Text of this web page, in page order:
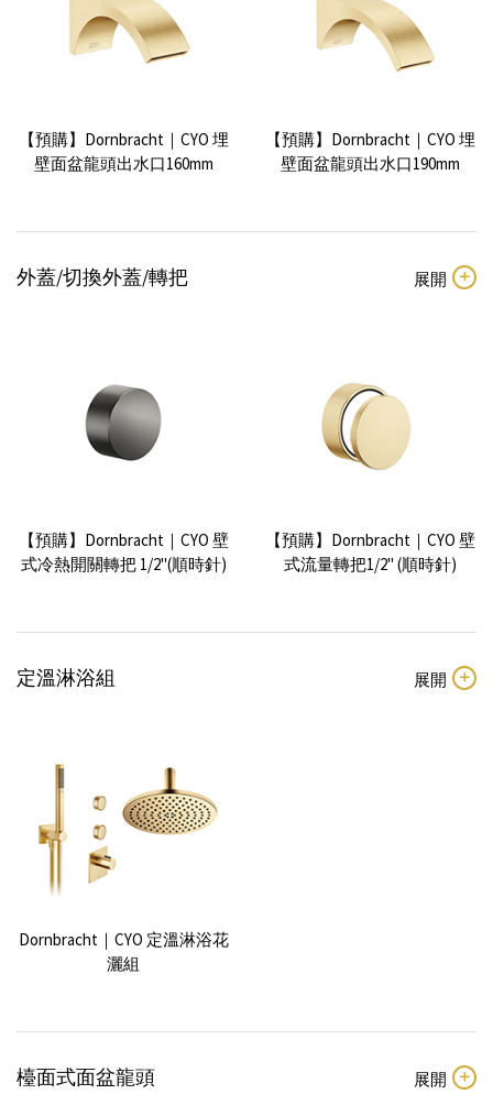
【預購】Dornbracht｜CYO 埋
壁面盆龍頭出水口160mm
【預購】Dornbracht｜CYO 埋
壁面盆龍頭出水口190mm
【預購】Dornbracht｜ CYO 壁
式三孔面盆龍頭 (160mm)
外蓋/切換外蓋/轉把
【預購】Dornbracht｜CYO 壁
式冷熱開關轉把 1/2"(順時針)
【預購】Dornbracht｜CYO 壁
式流量轉把1/2'' (順時針)
定溫淋浴組
Dornbracht｜CYO 定溫淋浴花
灑組
檯面式面盆龍頭